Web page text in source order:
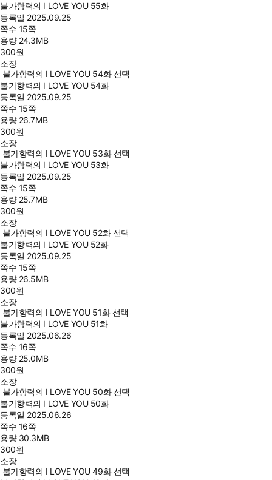
불가항력의 I LOVE YOU 55화
등록일 2025.09.25
쪽수 15쪽
용량 24.3MB
300원
소장
불가항력의 I LOVE YOU 54화 선택
불가항력의 I LOVE YOU 54화
등록일 2025.09.25
쪽수 15쪽
용량 26.7MB
300원
소장
불가항력의 I LOVE YOU 53화 선택
불가항력의 I LOVE YOU 53화
등록일 2025.09.25
쪽수 15쪽
용량 25.7MB
300원
소장
불가항력의 I LOVE YOU 52화 선택
불가항력의 I LOVE YOU 52화
등록일 2025.09.25
쪽수 15쪽
용량 26.5MB
300원
소장
불가항력의 I LOVE YOU 51화 선택
불가항력의 I LOVE YOU 51화
등록일 2025.06.26
쪽수 16쪽
용량 25.0MB
300원
소장
불가항력의 I LOVE YOU 50화 선택
불가항력의 I LOVE YOU 50화
등록일 2025.06.26
쪽수 16쪽
용량 30.3MB
300원
소장
불가항력의 I LOVE YOU 49화 선택